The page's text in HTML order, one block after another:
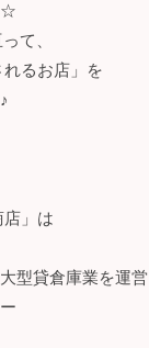
☆
て、
れるお店」を
店」は
型貸倉庫業を運営